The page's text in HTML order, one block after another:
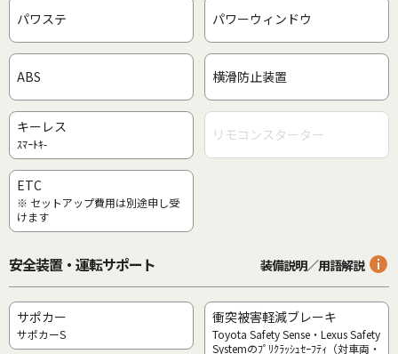
パワステ パワーウィンドウ
ABS 横滑防止装置
キーレス
ｽﾏｰﾄｷ- リモコンスターター
ETC
※ セットアップ費用は別途申し受
けます
安全装置・運転サポート 装備説明／用語解説
サポカー
サポカーS
衝突被害軽減ブレーキ
Toyota Safety Sense・Lexus Safety
Systemのﾌﾟﾘｸﾗｯｼｭｾｰﾌﾃｨ（対車両・